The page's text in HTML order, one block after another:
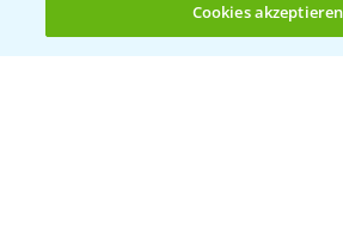
(noch 4)
Folgen Sie
Cookies akzeptieren